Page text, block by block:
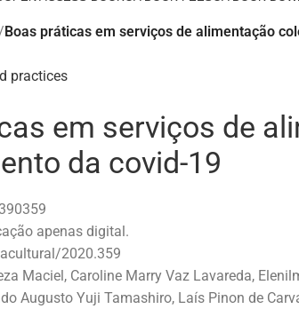
Boas práticas em serviços de alimentação
em serviços de
da covid-19
apenas digital.
2020.359
Maciel, Caroline Marry Vaz Lavareda,
Augusto Yuji Tamashiro, Laís Pinon de